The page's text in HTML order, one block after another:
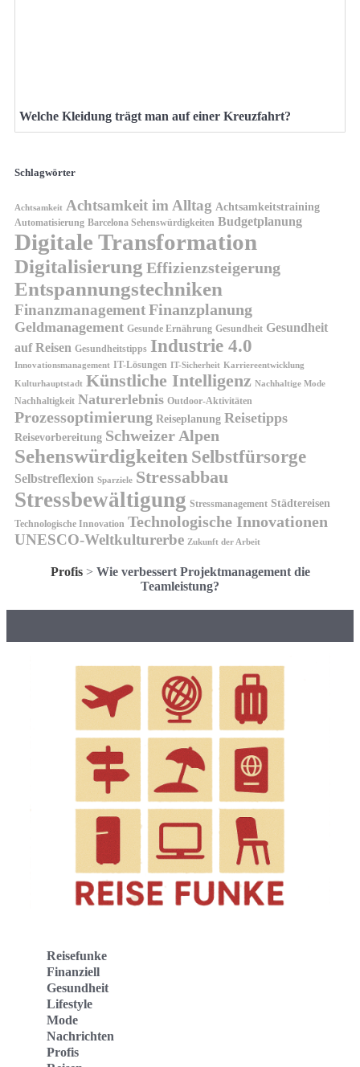
Welche Kleidung trägt man auf einer Kreuzfahrt?
Schlagwörter
Achtsamkeit Achtsamkeit im Alltag Achtsamkeitstraining
Automatisierung Barcelona Sehenswürdigkeiten Budgetplanung
Digitale Transformation
Digitalisierung Effizienzsteigerung
Entspannungstechniken
FinanzmanagementFinanzplanung
Geldmanagement Gesunde Ernährung Gesundheit Gesundheit
auf Reisen Gesundheitstipps Industrie 4.0
Innovationsmanagement IT-Lösungen IT-Sicherheit Karriereentwicklung
Kulturhauptstadt Künstliche Intelligenz Nachhaltige Mode
Nachhaltigkeit Naturerlebnis Outdoor-Aktivitäten
Prozessoptimierung Reiseplanung Reisetipps
Reisevorbereitung Schweizer Alpen
Sehenswürdigkeiten Selbstfürsorge
Selbstreflexion Sparziele Stressabbau
Stressbewältigung Stressmanagement Städtereisen
Technologische Innovation Technologische Innovationen
UNESCO-Weltkulturerbe Zukunft der Arbeit
Profis> Wie verbessert Projektmanagement die
Teamleistung?
Reisefunke
Finanziell
Gesundheit
Lifestyle
Mode
Nachrichten
Profis